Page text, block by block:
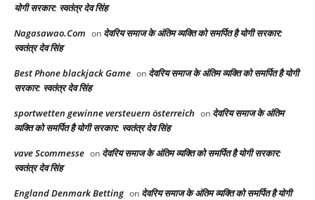
योगी सरकार: स्वतंत्र देव सिंह
Nagasawao.Com on देवरिय समाज के अंतिम व्यक्ति को समर्पित है योगी सरकार:
स्वतंत्र देव सिंह
Best Phone blackjack Game on देवरिय समाज के अंतिम व्यक्ति को समर्पित है योगी
सरकार: स्वतंत्र देव सिंह
sportwetten gewinne versteuern österreich on देवरिय समाज के अंतिम
व्यक्ति को समर्पित है योगी सरकार: स्वतंत्र देव सिंह
vave Scommesse on देवरिय समाज के अंतिम व्यक्ति को समर्पित है योगी सरकार:
स्वतंत्र देव सिंह
England Denmark Betting on देवरिय समाज के अंतिम व्यक्ति को समर्पित है योगी